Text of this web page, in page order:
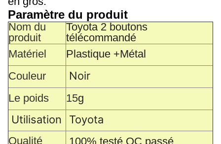
Paramètre du produit
Nom du
produit
Toyota 2 boutons
télécommandé
Matériel
Plastique +Métal
Couleur
Noir
Le poids 15g
Utilisation Toyota
Qualité 100% testé QC passé